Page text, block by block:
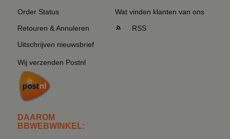
Order Status
Retouren & Annuleren
Uitschrijven nieuwsbrief
Wij verzenden Postnl
DAAROM
BBWEBWINKEL:
Wat vinden klanten van ons
RSS